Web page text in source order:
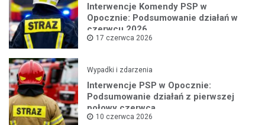
Interwencje Komendy PSP w
Opocznie: Podsumowanie działań w
czerwcu 2026
17 czerwca 2026
Wypadki i zdarzenia
Interwencje PSP w Opocznie:
Podsumowanie działań z pierwszej
połowy czerwca
10 czerwca 2026